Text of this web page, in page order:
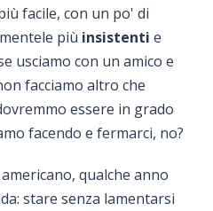
facile, con un po' di
più insistenti e
usciamo con un amico e
facciamo altro che
essere in grado
facendo e fermarci, no?
qualche anno
stare senza lamentarsi